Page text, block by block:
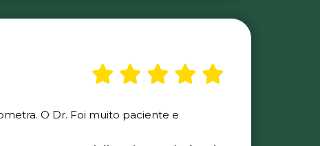
O Dr. Foi muito paciente e